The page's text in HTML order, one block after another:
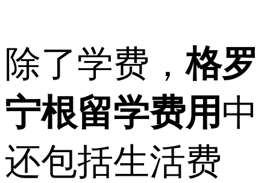
除了学费，格罗
宁根留学费用中
还包括生活费